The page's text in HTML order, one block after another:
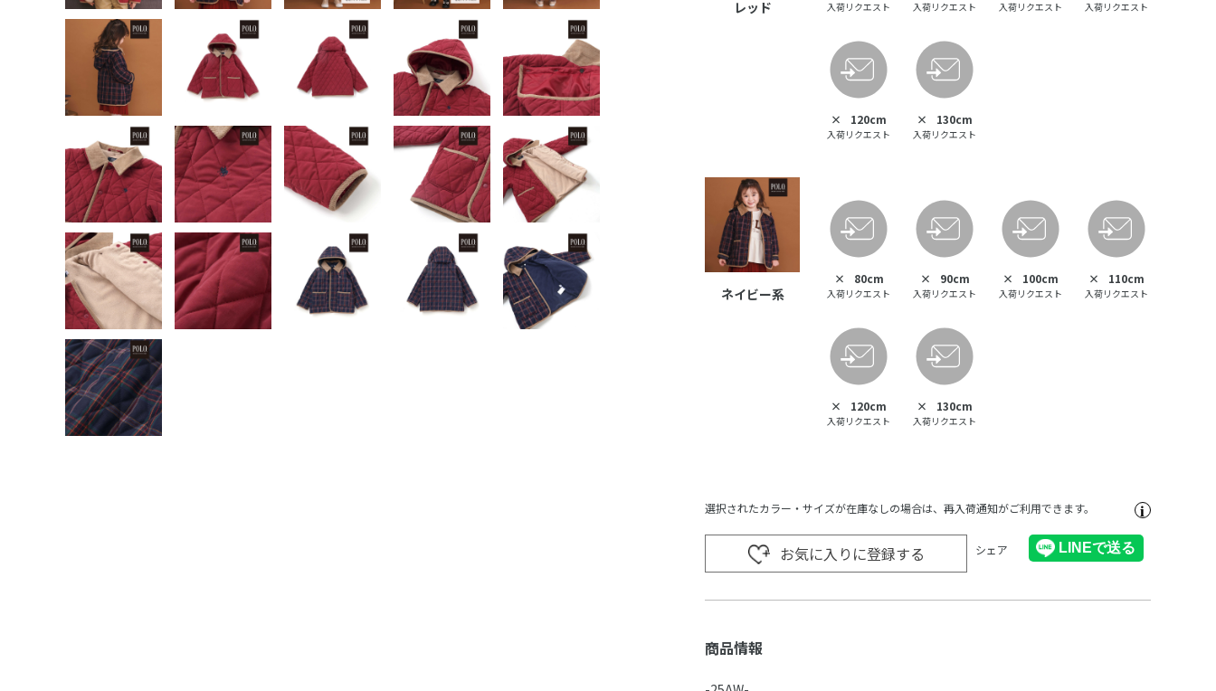
レッド 入荷リクエスト 入荷リクエスト 入荷リクエスト 入荷リクエスト
× 120cm
入荷リクエスト
× 130cm
入荷リクエスト
ネイビー系
× 80cm
入荷リクエスト
× 90cm
入荷リクエスト
× 100cm
入荷リクエスト
× 110cm
入荷リクエスト
× 120cm
入荷リクエスト
× 130cm
入荷リクエスト
選択されたカラー・サイズが在庫なしの場合は、再入荷通知がご利用できます。
お気に入りに登録する シェア
商品情報